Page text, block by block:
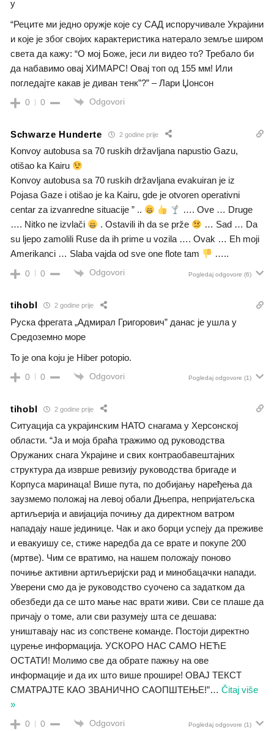
у
“Реците ми једно оружје које су САД испоручивале Украјини
и које је због својих карактеристика натерало земље широм
света да кажу: “О мој Боже, јеси ли видео то? Требало би
да набавимо овај ХИМАРС! Овај топ од 155 мм! Или
погледајте какав је диван тенк”?” – Лари Џонсон
0 0 Odgovori
Schwarze Hunderte 2 godine prije
Konvoy autobusa sa 70 ruskih državljana napustio Gazu,
otišao ka Kairu
Konvoy autobusa sa 70 ruskih državljana evakuiran je iz
Pojasa Gaze i otišao je ka Kairu, gde je otvoren operativni
centar za izvanredne situacije ” ..
…. Ove … Druge
…. Nitko ne izvlači
. Ostavili ih da se prže
… Sad … Da
su ljepo zamolili Ruse da ih prime u vozila …. Ovak … Eh moji
Amerikanci … Slaba vajda od sve one flote tam
…..
0 0 Odgovori Pogledaj odgovore (6)
tihobl 2 godine prije
Руска фрегата „Адмирал Григорович” данас је ушла у
Средоземно море
To je ona koju je Hiber potopio.
0 0 Odgovori Pogledaj odgovore (1)
tihobl 2 godine prije
Ситуација са украјинским НАТО снагама у Херсонској
области. “Ја и моја браћа тражимо од руководства
Оружаних снага Украјине и свих контраобавештајних
структура да изврше ревизију руководства бригаде и
Корпуса маринаца! Више пута, по добијању наређења да
заузмемо положај на левој обали Дњепра, непријатељска
артиљерија и авијација почињу да директном ватром
нападају наше јединице. Чак и ако борци успеју да преживе
и евакуишу се, стиже наредба да се врате и покупе 200
(мртве). Чим се вратимо, на нашем положају поново
почиње активни артиљеријски рад и минобацачки напади.
Уверени смо да је руководство суочено са задатком да
обезбеди да се што мање нас врати живи. Сви се плаше да
причају о томе, али сви разумеју шта се дешава:
уништавају нас из сопствене команде. Постоји директно
цурење информација. УСКОРО НАС САМО НЕЋЕ
ОСТАТИ! Молимо све да обрате пажњу на ове
информације и да их што више прошире! ОВАЈ ТЕКСТ
СМАТРАЈТЕ КАО ЗВАНИЧНО САОПШТЕЊЕ!”… Čitaj više
»
0 0 Odgovori Pogledaj odgovore (1)